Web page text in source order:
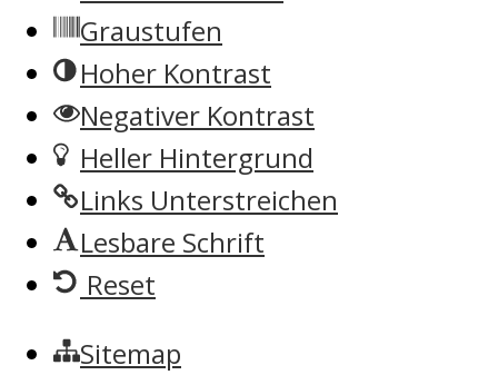
Graustufen
Hoher Kontrast
Negativer Kontrast
Heller Hintergrund
Links Unterstreichen
Lesbare Schrift
Reset
Sitemap